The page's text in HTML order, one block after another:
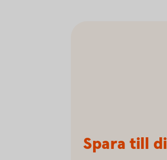
Spara till